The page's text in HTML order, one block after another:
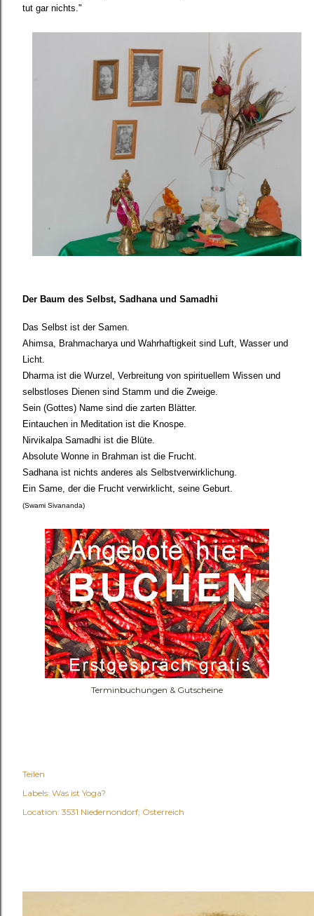
tut gar nichts."
Der Baum des Selbst, Sadhana und Samadhi
Das Selbst ist der Samen.
Ahimsa, Brahmacharya und Wahrhaftigkeit sind Luft, Wasser und
Licht.
Dharma ist die Wurzel, Verbreitung von spirituellem Wissen und
selbstloses Dienen sind Stamm und die Zweige.
Sein (Gottes) Name sind die zarten Blätter.
Eintauchen in Meditation ist die Knospe.
Nirvikalpa Samadhi ist die Blüte.
Absolute Wonne in Brahman ist die Frucht.
Sadhana ist nichts anderes als Selbstverwirklichung.
Ein Same, der die Frucht verwirklicht, seine Geburt.
(Swami Sivananda)
Terminbuchungen & Gutscheine
Teilen
Labels: Was ist Yoga?
Location: 3531 Niedernondorf, Österreich